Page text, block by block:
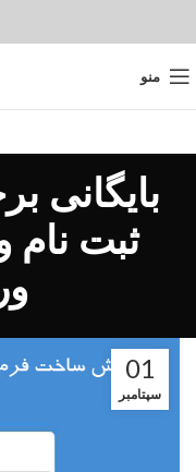
منو
بایگانی
ثبت نام
01
سپتامبر